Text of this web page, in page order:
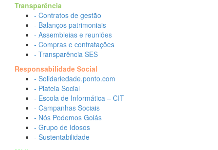
Transparência
- Contratos de gestão
- Balanços patrimoniais
- Assembleias e reuniões
- Compras e contratações
- Transparência SES
Responsabilidade Social
- Solidariedade.ponto.com
- Plateia Social
- Escola de Informática – CIT
- Campanhas Sociais
- Nós Podemos Goiás
- Grupo de Idosos
- Sustentabilidade